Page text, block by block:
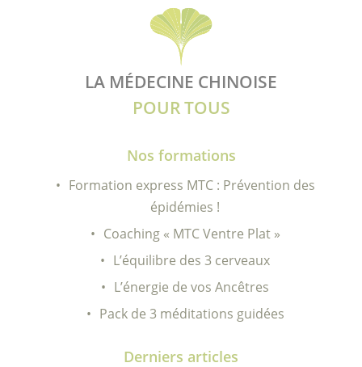
LA MÉDECINE CHINOISE
POUR TOUS
Nos formations
Formation express MTC : Prévention des
épidémies !
Coaching « MTC Ventre Plat »
L’équilibre des 3 cerveaux
L’énergie de vos Ancêtres
Pack de 3 méditations guidées
Derniers articles